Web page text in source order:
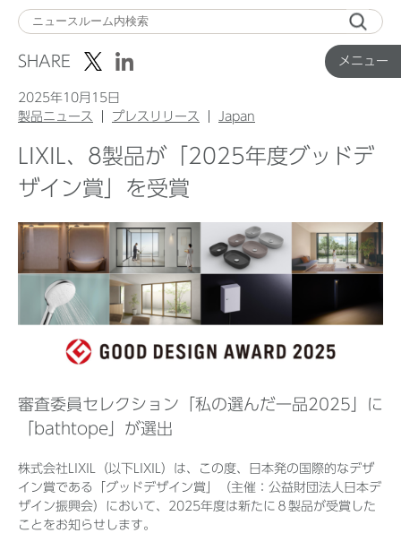
メニュー
ニ
ュ
Top
国内製品ニュース
グローバル製品ニュース
IR ニュース
Before 2020
企業ニュースアーカイブ
SHARE
2025年10月15日
製品ニュース
プレスリリース Japan
LIXIL、8製品が「2025年度グッドデ
ザイン賞」を受賞
審査委員セレクション「私の選んだ一品2025」に
「bathtope」が選出
株式会社LIXIL（以下LIXIL）は、この度、日本発の国際的なデザ
イン賞である「グッドデザイン賞」（主催：公益財団法人日本デ
ザイン振興会）において、2025年度は新たに８製品が受賞した
ことをお知らせします。